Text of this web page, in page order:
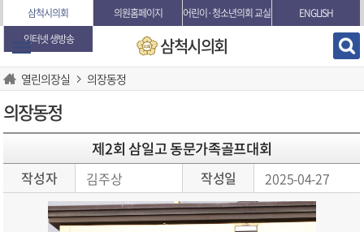
본문바로가기
삼척시의회 의원홈페이지 어린이·청소년의회 교실
ENGLISH
인터넷 생방송
삼척시의회
열린의장실 의장동정
의장동정
제2회 삼일고 동문가족골프대회
작성자 김주상 작성일 2025-04-27